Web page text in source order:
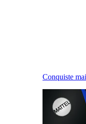
Conquiste